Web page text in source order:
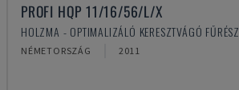
PROFI HQP 11/16/56/L/X
HOLZMA - OPTIMALIZÁLÓ KERESZTVÁGÓ FŰRÉSZ
NÉMETORSZÁG 2011